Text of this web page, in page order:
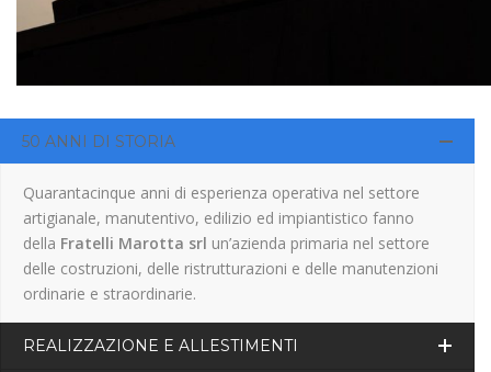
50 ANNI DI STORIA
Quarantacinque anni di esperienza operativa nel settore
artigianale, manutentivo, edilizio ed impiantistico fanno
della Fratelli Marotta srl un’azienda primaria nel settore
delle costruzioni, delle ristrutturazioni e delle manutenzioni
ordinarie e straordinarie.
REALIZZAZIONE E ALLESTIMENTI